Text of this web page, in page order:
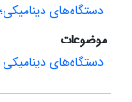
دستگاه‌های
موضوعات
دستگاه‌های دینامیکی